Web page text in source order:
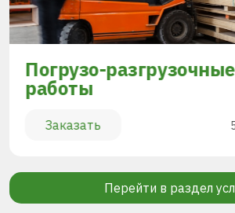
Погрузо-разгрузочные
работы
Заказать
Перейти в раздел